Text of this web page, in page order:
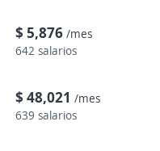
$ 5,876 /mes
642 salarios
$ 48,021 /mes
639 salarios